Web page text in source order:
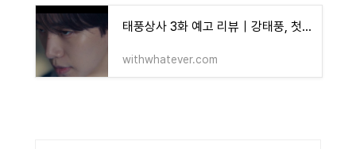
태풍상사 3화 예고 리뷰｜강태풍, 첫 위기 맞이하다
withwhatever.com